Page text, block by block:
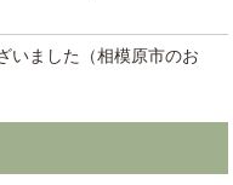
いました（相模原市のお